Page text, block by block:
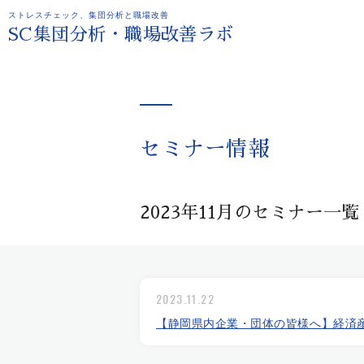
ストレスチェック、集団分析と職場改善
SC集団分析・職場改善ラボ
セミナー情報
2023年11月のセミナー一覧
2023.11.22